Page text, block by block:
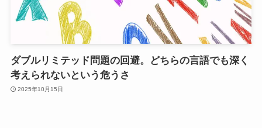
ダブルリミテッド問題の回避。どちらの言語でも深く
考えられないという危うさ
2025年10月15日